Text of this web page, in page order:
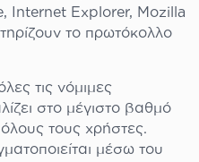
Internet Explorer, Mozilla
το πρωτόκολλο
τις νόμιμες
στο μέγιστο βαθμό
τους χρήστες.
μέσω του